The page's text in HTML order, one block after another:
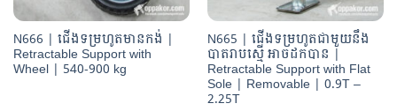
N666 | ជើងទម្រហូតមានកង់ |
Retractable Support with
Wheel | 540-900 kg
N665 | ជើងទម្រហូតជាមួយនឹង
បាតរាបស្មើ អាចដកបាន |
Retractable Support with Flat
Sole | Removable | 0.9T –
2.25T